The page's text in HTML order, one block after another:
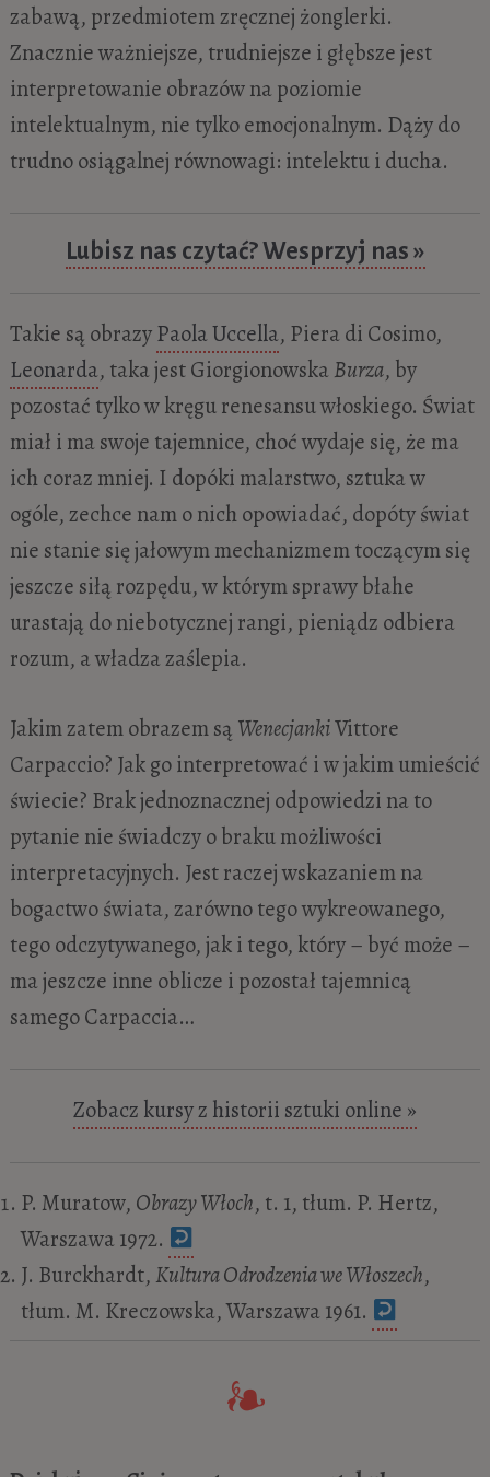
zabawą, przedmiotem zręcznej żonglerki.
Znacznie ważniejsze, trudniejsze i głębsze jest
interpretowanie obrazów na poziomie
intelektualnym, nie tylko emocjonalnym. Dąży do
trudno osiągalnej równowagi: intelektu i ducha.
Lubisz nas czytać? Wesprzyj nas »
Takie są obrazyPaola Uccella, Piera di Cosimo,
Leonarda, taka jest GiorgionowskaBurza, by
pozostać tylko w kręgu renesansu włoskiego. Świat
miał i ma swoje tajemnice, choć wydaje się, że ma
ich coraz mniej. I dopóki malarstwo, sztuka w
ogóle, zechce nam o nich opowiadać, dopóty świat
nie stanie się jałowym mechanizmem toczącym się
jeszcze siłą rozpędu, w którym sprawy błahe
urastają do niebotycznej rangi, pieniądz odbiera
rozum, a władza zaślepia.
Jakim zatem obrazem są WenecjankiVittore
Carpaccio? Jak go interpretować i w jakim umieścić
świecie? Brak jednoznacznej odpowiedzi na to
pytanie nie świadczy o braku możliwości
interpretacyjnych. Jest raczej wskazaniem na
bogactwo świata, zarówno tego wykreowanego,
tego odczytywanego, jak i tego, który – być może –
ma jeszcze inne oblicze i pozostał tajemnicą
samego Carpaccia…
Zobacz kursy z historii sztuki online »
P. Muratow, Obrazy Włoch, t. 1, tłum. P. Hertz,
Warszawa 1972.
J. Burckhardt, Kultura Odrodzenia we Włoszech,
tłum. M. Kreczowska, Warszawa 1961.